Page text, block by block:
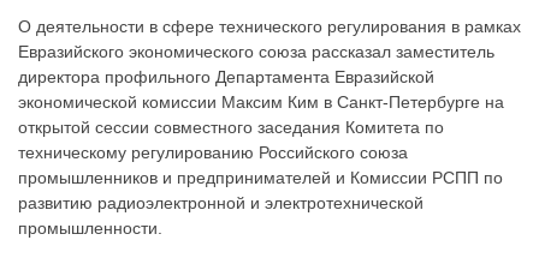
О деятельности в сфере технического регулирования в рамках
Евразийского экономического союза рассказал заместитель
директора профильного Департамента Евразийской
экономической комиссии Максим Ким в Санкт-Петербурге на
открытой сессии совместного заседания Комитета по
техническому регулированию Российского союза
промышленников и предпринимателей и Комиссии РСПП по
развитию радиоэлектронной и электротехнической
промышленности.